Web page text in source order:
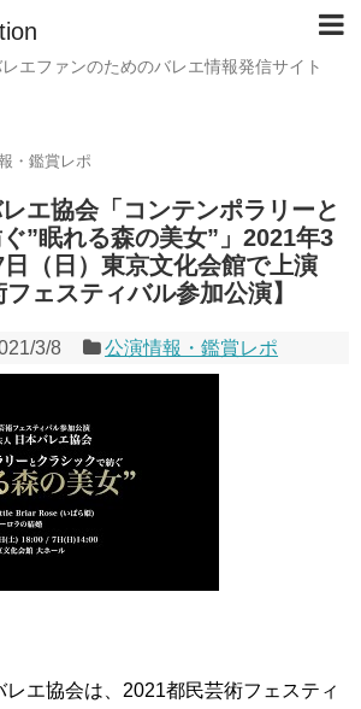
エファンのためのバレエ情報発信サイト
・鑑賞レポ
レエ協会「コンテンポラリーと
”眠れる森の美女”」2021年3
（日）東京文化会館で上演
フェスティバル参加公演】
3/8 公演情報・鑑賞レポ
エ協会は、2021都民芸術フェスティ